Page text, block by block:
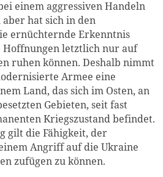
einem aggressiven Handeln
hat sich in den
ernüchternde Erkenntnis
Hoffnungen letztlich nur auf
ruhen können. Deshalb nimmt
Armee eine
Land, das sich im Osten, an
Gebieten, seit fast
Kriegszustand befindet.
gilt die Fähigkeit, der
Angriff auf die Ukraine
zufügen zu können.